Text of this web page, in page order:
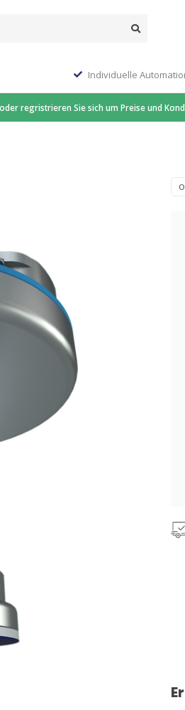
Individuelle
regristrieren Sie sich um Preise und